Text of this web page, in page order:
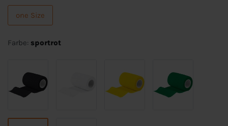
one Size
Farbe: sportrot